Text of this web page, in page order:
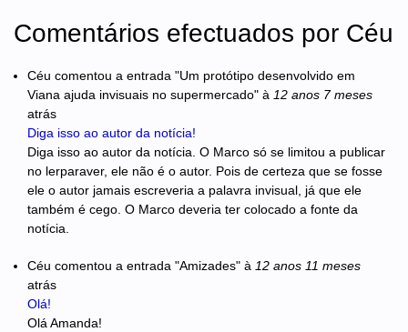
Comentários efectuados por Céu
Céu comentou a entrada "Um protótipo desenvolvido em
Viana ajuda invisuais no supermercado" à 12 anos 7 meses
atrás
Diga isso ao autor da notícia!
Diga isso ao autor da notícia. O Marco só se limitou a publicar
no lerparaver, ele não é o autor. Pois de certeza que se fosse
ele o autor jamais escreveria a palavra invisual, já que ele
também é cego. O Marco deveria ter colocado a fonte da
notícia.
Céu comentou a entrada "Amizades" à 12 anos 11 meses
atrás
Olá!
Olá Amanda!